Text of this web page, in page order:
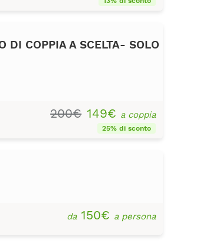
DI COPPIA A SCELTA- SOLO
200€ 149€ a coppia
25% di sconto
da150€ a persona